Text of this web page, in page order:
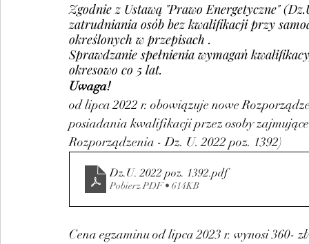
Zgodnie z Ustawą "Prawo Energetyczne"
zatrudniania osób bez kwalifikacji przy
określonych w przepisach .
Sprawdzanie spełnienia wymagań
okresowo co 5 lat.
Uwaga!
od lipca 2022 r. obowiązuje nowe
posiadania kwalifikacji przez osoby
Rozporządzenia - Dz. U. 2022 poz. 1392)
Dz.U. 2022 poz. 1392.pdf
Pobierz PDF • 614KB
Cena egzaminu od lipca 2023 r. wynosi 360-